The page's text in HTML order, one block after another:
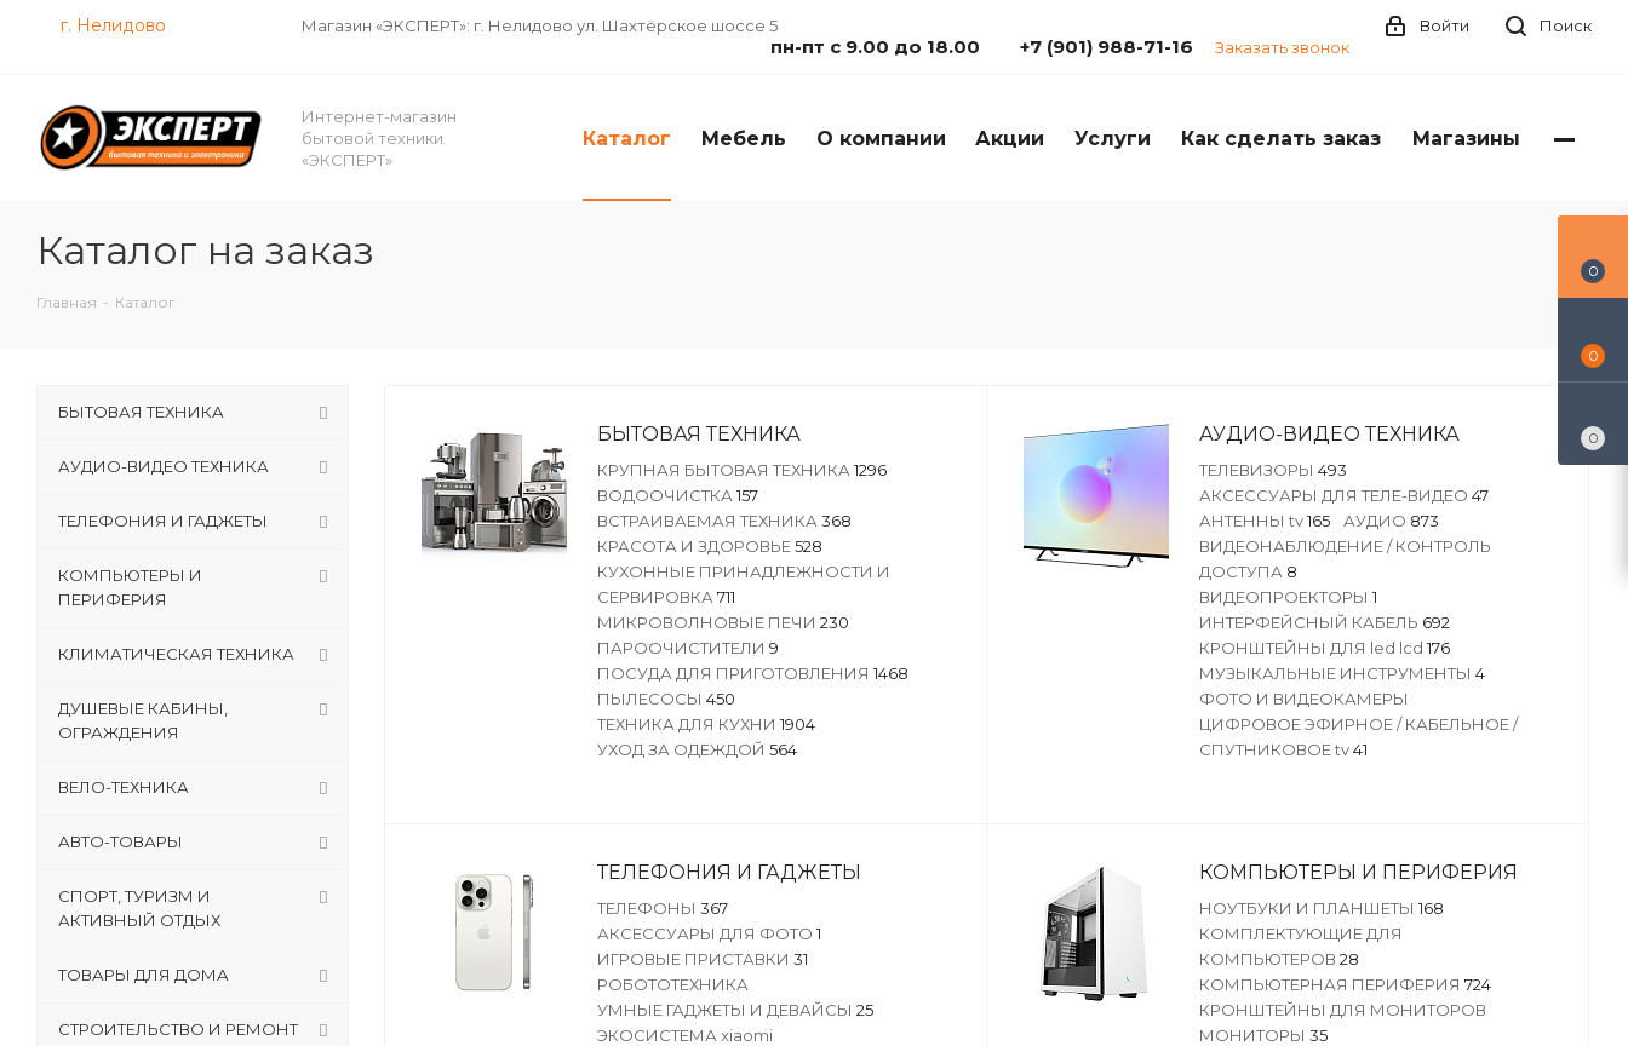
г. Нелидово Магазин «ЭКСПЕРТ»: г. Нелидово ул. Шахтёрское шоссе 5 Поиск
Войти
пн-пт с 9.00 до 18.00 +7 (901) 988-71-16 Заказать звонок
Интернет-магазин
бытовой техники
«ЭКСПЕРТ»
Каталог Мебель О компании Акции Услуги Как сделать заказ Магазины
Каталог на заказ
Главная - Каталог
БЫТОВАЯ ТЕХНИКА
КРУПНАЯ БЫТОВАЯ ТЕХНИКА 1296
ВОДООЧИСТКА 157
ВСТРАИВАЕМАЯ ТЕХНИКА 368
КРАСОТА И ЗДОРОВЬЕ528
КУХОННЫЕ ПРИНАДЛЕЖНОСТИ И
СЕРВИРОВКА 711
МИКРОВОЛНОВЫЕ ПЕЧИ 230
ПАРООЧИСТИТЕЛИ 9
ПОСУДА ДЛЯ ПРИГОТОВЛЕНИЯ 1468
ПЫЛЕСОСЫ 450
ТЕХНИКА ДЛЯ КУХНИ 1904
УХОД ЗА ОДЕЖДОЙ 564
АУДИО-ВИДЕО ТЕХНИКА
ТЕЛЕВИЗОРЫ 493
АКСЕССУАРЫ ДЛЯ ТЕЛЕ-ВИДЕО 47
АНТЕННЫ tv165 АУДИО 873
ВИДЕОНАБЛЮДЕНИЕ / КОНТРОЛЬ
ДОСТУПА 8
ВИДЕОПРОЕКТОРЫ 1
ИНТЕРФЕЙСНЫЙ КАБЕЛЬ 692
КРОНШТЕЙНЫ ДЛЯ led lcd 176
МУЗЫКАЛЬНЫЕ ИНСТРУМЕНТЫ 4
ФОТО И ВИДЕОКАМЕРЫ
ЦИФРОВОЕ ЭФИРНОЕ / КАБЕЛЬНОЕ /
СПУТНИКОВОЕ tv41
ТЕЛЕФОНИЯ И ГАДЖЕТЫ
ТЕЛЕФОНЫ 367
АКСЕССУАРЫ ДЛЯ ФОТО 1
ИГРОВЫЕ ПРИСТАВКИ 31
РОБОТОТЕХНИКА
УМНЫЕ ГАДЖЕТЫ И ДЕВАЙСЫ 25
ЭКОСИСТЕМА xiaomi
КОМПЬЮТЕРЫ И ПЕРИФЕРИЯ
НОУТБУКИ И ПЛАНШЕТЫ 168
КОМПЛЕКТУЮЩИЕ ДЛЯ
КОМПЬЮТЕРОВ 28
КОМПЬЮТЕРНАЯ ПЕРИФЕРИЯ 724
КРОНШТЕЙНЫ ДЛЯ МОНИТОРОВ
МОНИТОРЫ 35
БЫТОВАЯ ТЕХНИКА
АУДИО-ВИДЕО ТЕХНИКА
ТЕЛЕФОНИЯ И ГАДЖЕТЫ
КОМПЬЮТЕРЫ И
ПЕРИФЕРИЯ
КЛИМАТИЧЕСКАЯ ТЕХНИКА
ДУШЕВЫЕ КАБИНЫ,
ОГРАЖДЕНИЯ
ВЕЛО-ТЕХНИКА
АВТО-ТОВАРЫ
СПОРТ, ТУРИЗМ И
АКТИВНЫЙ ОТДЫХ
ТОВАРЫ ДЛЯ ДОМА
СТРОИТЕЛЬСТВО И РЕМОНТ
0
0
0